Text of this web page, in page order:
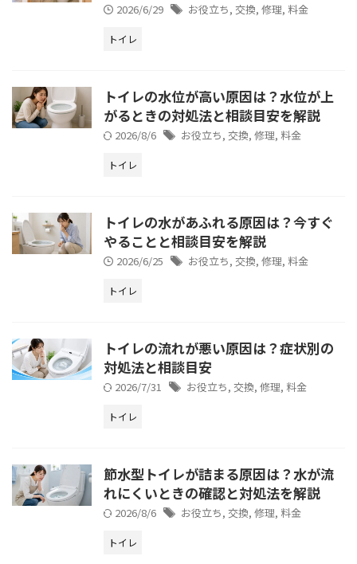
2026/6/29 お役立ち, 交換, 修理, 料金
トイレ
トイレの水位が高い原因は？水位が上
がるときの対処法と相談目安を解説
2026/8/6 お役立ち, 交換, 修理, 料金
トイレ
トイレの水があふれる原因は？今すぐ
やることと相談目安を解説
2026/6/25 お役立ち, 交換, 修理, 料金
トイレ
トイレの流れが悪い原因は？症状別の
対処法と相談目安
2026/7/31 お役立ち, 交換, 修理, 料金
トイレ
節水型トイレが詰まる原因は？水が流
れにくいときの確認と対処法を解説
2026/8/6 お役立ち, 交換, 修理, 料金
トイレ